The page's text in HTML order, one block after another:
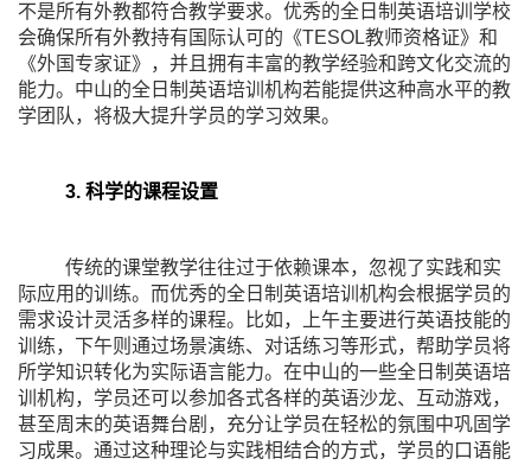
不是所有外教都符合教学要求。优秀的全日制英语培训学校
会确保所有外教持有国际认可的《TESOL教师资格证》和
《外国专家证》，并且拥有丰富的教学经验和跨文化交流的
能力。中山的全日制英语培训机构若能提供这种高水平的教
学团队，将极大提升学员的学习效果。
3. 科学的课程设置
传统的课堂教学往往过于依赖课本，忽视了实践和实
际应用的训练。而优秀的全日制英语培训机构会根据学员的
需求设计灵活多样的课程。比如，上午主要进行英语技能的
训练，下午则通过场景演练、对话练习等形式，帮助学员将
所学知识转化为实际语言能力。在中山的一些全日制英语培
训机构，学员还可以参加各式各样的英语沙龙、互动游戏，
甚至周末的英语舞台剧，充分让学员在轻松的氛围中巩固学
习成果。通过这种理论与实践相结合的方式，学员的口语能